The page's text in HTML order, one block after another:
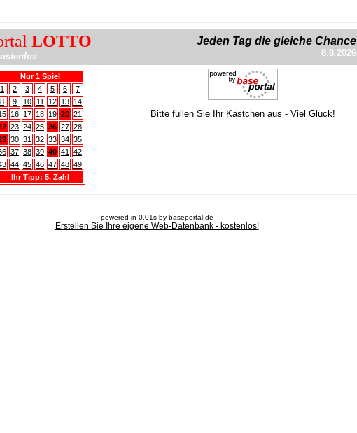
LOTTO Jeden Tag die gleiche Chance
8.8.2026
Nur 1 Spiel
1
2 3 4 5 6
7
8
9 10 11 12 13 14
16 17 18 19 20 21
23 24 25 26 27 28
30 31 32 33 34 35
37 38 39 40 41
42
44 45 46 47 48 49
Ihr Tipp: 5. Zahl
Bitte füllen Sie Ihr Kästchen aus - Viel Glück!
powered in 0.01s by baseportal.de
Erstellen Sie Ihre eigene Web-Datenbank - kostenlos!